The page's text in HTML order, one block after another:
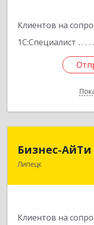
Клиентов на
1С:Специалист
Бизнес-АйТи
Липецк
Клиентов на
398008,